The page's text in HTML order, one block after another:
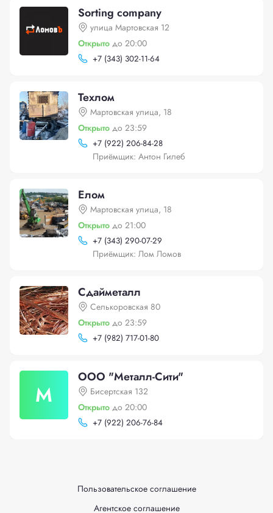
Sorting company
улица Мартовская 12
Открыто до 20:00
+7 (343) 302-11-64
Техлом
Мартовская улица, 18
Открыто до 23:59
+7 (922) 206-84-28
Приёмщик: Антон Гилеб
Елом
Мартовская улица, 18
Открыто до 21:00
+7 (343) 290-07-29
Приёмщик: Лом Ломов
Сдайметалл
Селькоровская 80
Открыто до 23:59
+7 (982) 717-01-80
М
ООО "Металл-Сити"
Бисертская 132
Открыто до 20:00
+7 (922) 206-76-84
Пользовательское соглашение
Агентское соглашение